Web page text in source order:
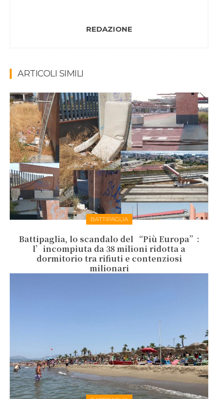
REDAZIONE
ARTICOLI SIMILI
BATTIPAGLIA
Battipaglia, lo scandalo del “Più Europa”:
l’incompiuta da 38 milioni ridotta a
dormitorio tra rifiuti e contenziosi
milionari